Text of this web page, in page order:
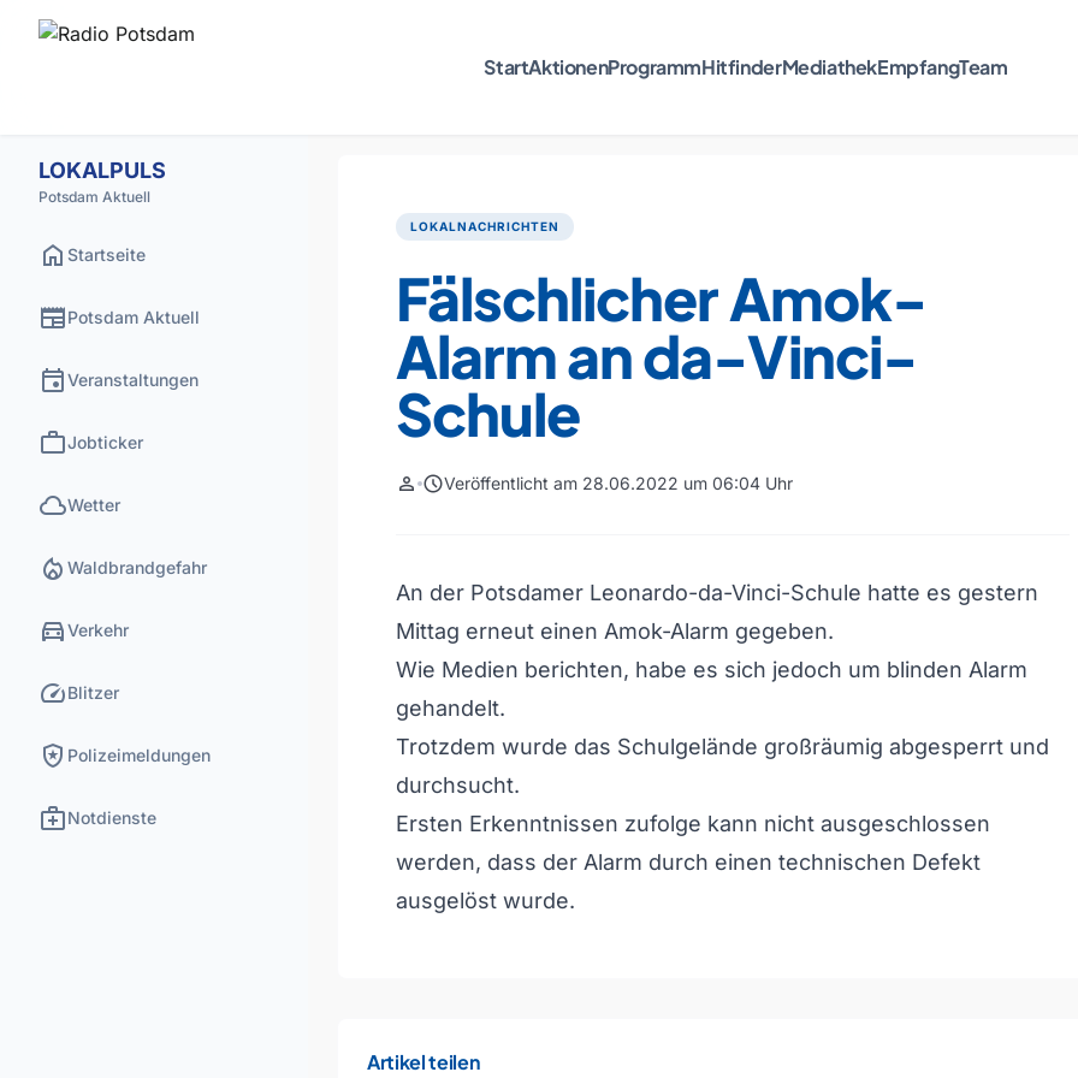
StartAktionenProgrammHitfinderMediathekEmpfangTeam
LOKALPULS
Potsdam Aktuell
home Startseite
newspaperPotsdam Aktuell
eventVeranstaltungen
workJobticker
cloudWetter
local_fire_department Waldbrandgefahr
directions_carVerkehr
speedBlitzer
local_police Polizeimeldungen
medical_servicesNotdienste
LOKALNACHRICHTEN
Fälschlicher Amok-
Alarm an da-Vinci-
Schule
person scheduleVeröffentlicht am 28.06.2022 um 06:04 Uhr
An der Potsdamer Leonardo-da-Vinci-Schule hatte es gestern
Mittag erneut einen Amok-Alarm gegeben.
Wie Medien berichten, habe es sich jedoch um blinden Alarm
gehandelt.
Trotzdem wurde das Schulgelände großräumig abgesperrt und
durchsucht.
Ersten Erkenntnissen zufolge kann nicht ausgeschlossen
werden, dass der Alarm durch einen technischen Defekt
ausgelöst wurde.
Artikel teilen